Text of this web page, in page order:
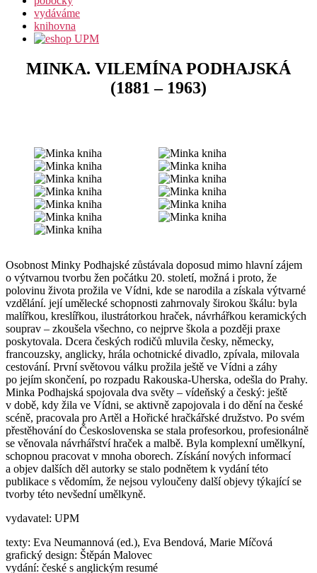
vydáváme
knihovna
MINKA. VILEMÍNA PODHAJSKÁ
(1881 – 1963)
Osobnost Minky Podhajské zůstávala doposud mimo hlavní zájem
o výtvarnou tvorbu žen počátku 20. století, možná i proto, že
polovinu života prožila ve Vídni, kde se narodila a získala výtvarné
vzdělání. její umělecké schopnosti zahrnovaly širokou škálu: byla
malířkou, kreslířkou, ilustrátorkou hraček, návrhářkou keramických
souprav – zkoušela všechno, co nejprve škola a později praxe
poskytovala. Dcera českých rodičů mluvila česky, německy,
francouzsky, anglicky, hrála ochotnické divadlo, zpívala, milovala
cestování. První světovou válku prožila ještě ve Vídni a záhy
po jejím skončení, po rozpadu Rakouska-Uherska, odešla do Prahy.
Minka Podhajská spojovala dva světy – vídeňský a český: ještě
v době, kdy žila ve Vídni, se aktivně zapojovala i do dění na české
scéně, pracovala pro Artěl a Hořické hračkářské družstvo. Po svém
přestěhování do Československa se stala profesorkou, profesionálně
se věnovala návrhářství hraček a malbě. Byla komplexní umělkyní,
schopnou pracovat v mnoha oborech. Získání nových informací
a objev dalších děl autorky se stalo podnětem k vydání této
publikace s vědomím, že nejsou vyloučeny další objevy týkající se
tvorby této nevšední umělkyně.
vydavatel: UPM
texty: Eva Neumannová (ed.), Eva Bendová, Marie Míčová
grafický design: Štěpán Malovec
vydání: české s anglickým resumé